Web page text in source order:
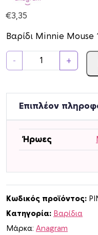
€3,35
Βαρίδι Minnie Mouse
-
α
ί
ι
o
u
+
Επιπλέον
Ήρωες
Κωδικός προϊόντος:
Κατηγορία: Βαρίδια
Μάρκα: Anagram